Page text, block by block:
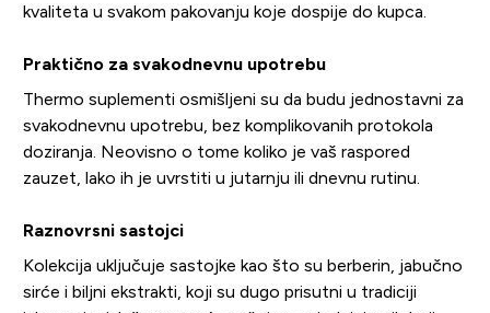
kvaliteta u svakom pakovanju koje dospije do kupca.
Praktično za svakodnevnu upotrebu
Thermo suplementi osmišljeni su da budu jednostavni za
svakodnevnu upotrebu, bez komplikovanih protokola
doziranja. Neovisno o tome koliko je vaš raspored
zauzet, lako ih je uvrstiti u jutarnju ili dnevnu rutinu.
Raznovrsni sastojci
Kolekcija uključuje sastojke kao što su berberin, jabučno
sirće i biljni ekstrakti, koji su dugo prisutni u tradiciji